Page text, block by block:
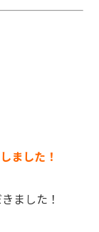
ました！
ました！